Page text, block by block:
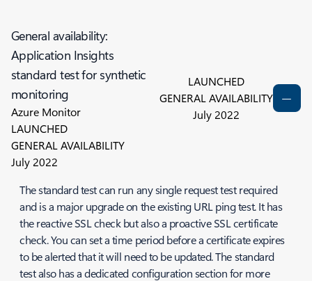
General availability:
Application Insights
standard test for synthetic
monitoring
Azure Monitor
LAUNCHED
GENERAL AVAILABILITY
July 2022
LAUNCHED
GENERAL AVAILABILITY
July 2022
The standard test can run any single request test required
and is a major upgrade on the existing URL ping test. It has
the reactive SSL check but also a proactive SSL certificate
check. You can set a time period before a certificate expires
to be alerted that it will need to be updated. The standard
test also has a dedicated configuration section for more